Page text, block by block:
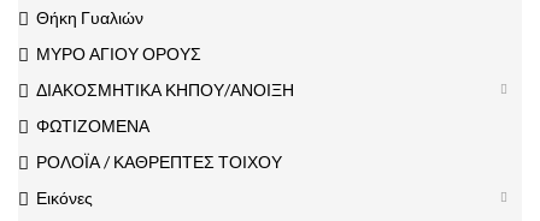
Θήκη Γυαλιών
ΜΥΡΟ ΑΓΙΟΥ ΟΡΟΥΣ
ΔΙΑΚΟΣΜΗΤΙΚΑ ΚΗΠΟΥ/ΑΝΟΙΞΗ
ΦΩΤΙΖΟΜΕΝΑ
ΡΟΛΟΪΑ / ΚΑΘΡΕΠΤΕΣ ΤΟΙΧΟΥ
Εικόνες